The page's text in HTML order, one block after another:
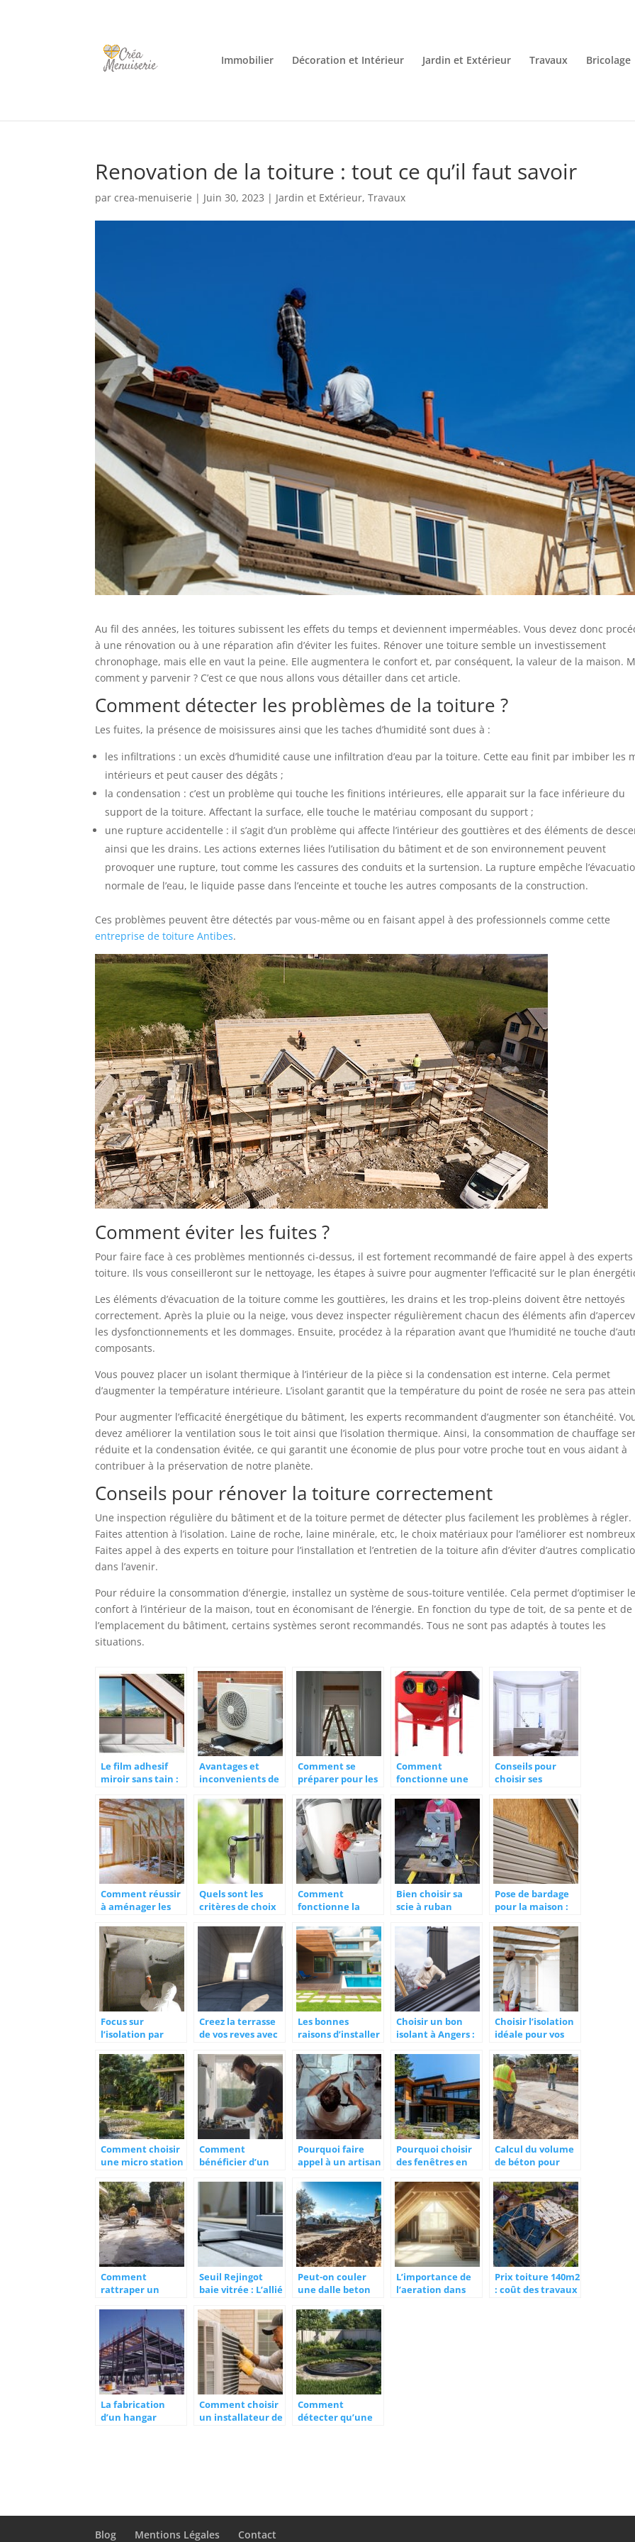
Immobilier Décoration et Intérieur Jardin et Extérieur Travaux Bricolage
Renovation de la toiture : tout ce qu’il faut savoir
parcrea-menuiserie | Juin 30, 2023 | Jardin et Extérieur,Travaux
Au fil des années, les toitures subissent les effets du temps et deviennent imperméables. Vous devez donc
à une rénovation ou à une réparation afin d’éviter les fuites. Rénover une toiture semble un investissement
chronophage, mais elle en vaut la peine. Elle augmentera le confort et, par conséquent, la valeur de la maison.
comment y parvenir ? C’est ce que nous allons vous détailler dans cet article.
Comment détecter les problèmes de la toiture ?
Les fuites, la présence de moisissures ainsi que les taches d’humidité sont dues à :
les infiltrations : un excès d’humidité cause une infiltration d’eau par la toiture. Cette eau finit par imbiber les
intérieurs et peut causer des dégâts ;
la condensation : c’est un problème qui touche les finitions intérieures, elle apparait sur la face inférieure du
support de la toiture. Affectant la surface, elle touche le matériau composant du support ;
une rupture accidentelle : il s’agit d’un problème qui affecte l’intérieur des gouttières et des éléments de
ainsi que les drains. Les actions externes liées l’utilisation du bâtiment et de son environnement peuvent
provoquer une rupture, tout comme les cassures des conduits et la surtension. La rupture empêche
normale de l’eau, le liquide passe dans l’enceinte et touche les autres composants de la construction.
Ces problèmes peuvent être détectés par vous-même ou en faisant appel à des professionnels comme cette
entreprise de toiture Antibes.
Comment éviter les fuites ?
Pour faire face à ces problèmes mentionnés ci-dessus, il est fortement recommandé de faire appel à des
toiture. Ils vous conseilleront sur le nettoyage, les étapes à suivre pour augmenter l’efficacité sur le plan
Les éléments d’évacuation de la toiture comme les gouttières, les drains et les trop-pleins doivent être nettoyés
correctement. Après la pluie ou la neige, vous devez inspecter régulièrement chacun des éléments afin
les dysfonctionnements et les dommages. Ensuite, procédez à la réparation avant que l’humidité ne touche
composants.
Vous pouvez placer un isolant thermique à l’intérieur de la pièce si la condensation est interne. Cela permet
d’augmenter la température intérieure. L’isolant garantit que la température du point de rosée ne sera pas
Pour augmenter l’efficacité énergétique du bâtiment, les experts recommandent d’augmenter son étanchéité.
devez améliorer la ventilation sous le toit ainsi que l’isolation thermique. Ainsi, la consommation de chauffage
réduite et la condensation évitée, ce qui garantit une économie de plus pour votre proche tout en vous aidant à
contribuer à la préservation de notre planète.
Conseils pour rénover la toiture correctement
Une inspection régulière du bâtiment et de la toiture permet de détecter plus facilement les problèmes à régler.
Faites attention à l’isolation. Laine de roche, laine minérale, etc, le choix matériaux pour l’améliorer est
Faites appel à des experts en toiture pour l’installation et l’entretien de la toiture afin d’éviter d’autres
dans l’avenir.
Pour réduire la consommation d’énergie, installez un système de sous-toiture ventilée. Cela permet d’optimiser
confort à l’intérieur de la maison, tout en économisant de l’énergie. En fonction du type de toit, de sa pente et de
l’emplacement du bâtiment, certains systèmes seront recommandés. Tous ne sont pas adaptés à toutes les
situations.
Le film adhesif
miroir sans tain :
Avantages et
inconvenients de
chaleur
Comment se
préparer pour les
rénovation?
Comment
fonctionne une
Conseils pour
choisir ses
le cadre d’une
construction ou
d’une rénovation
Comment réussir
à aménager les
Quels sont les
critères de choix
serrure ?
Comment
fonctionne la
Bien choisir sa
scie à ruban
Pose de bardage
pour la maison :
?
Focus sur
l’isolation par
proffessionnels.
Creez la terrasse
de vos reves avec
Les bonnes
raisons d’installer
soi
Choisir un bon
isolant à Angers :
indispensables
Choisir l’isolation
idéale pour vos
Comment choisir
une micro station
votre maison
Comment
bénéficier d’un
par chauffagiste à
Vannes
Pourquoi faire
appel à un artisan
rénovation de
salle de bain à
Angers ?
Pourquoi choisir
des fenêtres en
Calcul du volume
de béton pour
de durcissement
et conseils
d’experts
Comment
rattraper un
techniques
professionnelles
pour sauver votre
terrasse
Seuil Rejingot
baie vitrée : L’allié
votre isolation
thermique
Peut-on couler
une dalle beton
la terre ?
Techniques de
drainage pour
une construction
durable
L’importance de
l’aeration dans
Prix toiture 140m2
: coût des travaux
La fabrication
d’un hangar
Comment choisir
un installateur de
Comment
détecter qu’une
Blog Mentions Légales Contact